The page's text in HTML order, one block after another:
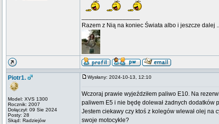
Razem z Nią na koniec Świata albo i jeszcze dalej
Piotr1.
Model: XVS 1300
Rocznik: 2007
Dołączył: 09 Sie 2024
Posty: 28
Skąd: Radziejów
Wysłany: 2024-10-13, 12:10
Wczoraj prawie wyjeździłem paliwo E10. Na
paliwem E5 i nie będę dolewał żadnych dodatków
Jestem ciekawy czy ktoś z kolegów wlewał olej
swoje motocykle?